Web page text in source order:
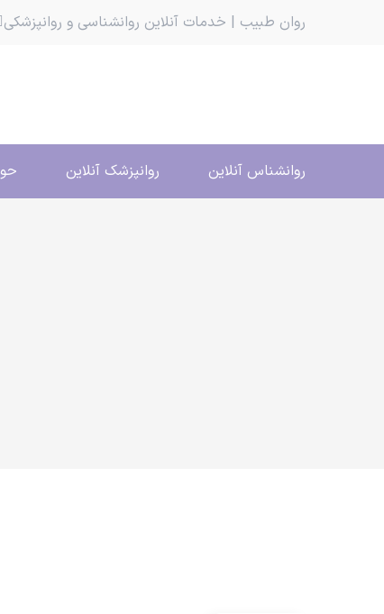
روان طبیب | خدمات آنلاین روانشناسی و روانپزشکی
روانشناس آنلاین روانپزشک آنلاین